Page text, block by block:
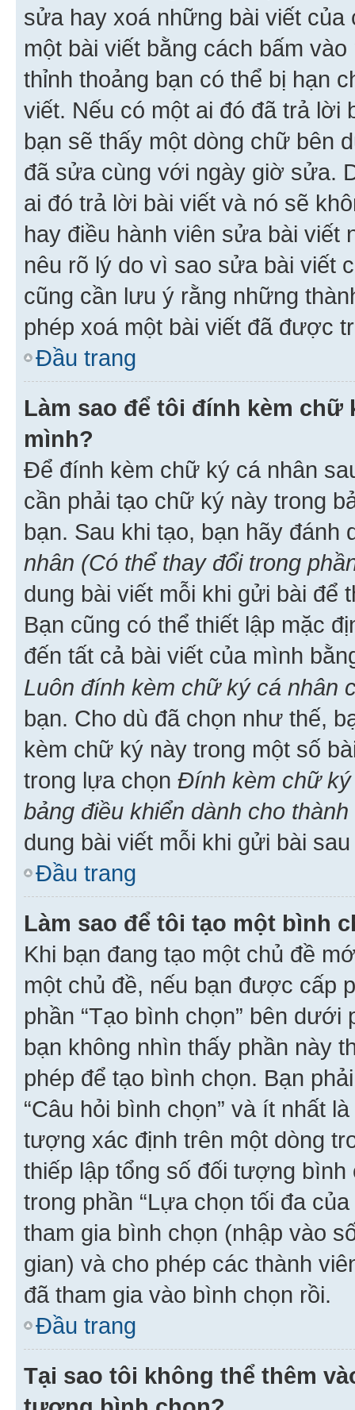
sửa hay xoá những bài viết
một bài viết bằng cách bấm
thỉnh thoảng bạn có thể bị hạn
viết. Nếu có một ai đó đã trả lời
bạn sẽ thấy một dòng chữ bên
đã sửa cùng với ngày giờ sửa.
ai đó trả lời bài viết và nó sẽ
hay điều hành viên sửa bài viết
nêu rõ lý do vì sao sửa bài viết
cũng cần lưu ý rằng những
phép xoá một bài viết đã được
Đầu trang
Làm sao để tôi đính kèm chữ
mình?
Để đính kèm chữ ký cá nhân
cần phải tạo chữ ký này trong
bạn. Sau khi tạo, bạn hãy
nhân (Có thể thay đổi trong
dung bài viết mỗi khi gửi bài để
Bạn cũng có thể thiết lập mặc
đến tất cả bài viết của mình
Luôn đính kèm chữ ký cá nhân
bạn. Cho dù đã chọn như thế,
kèm chữ ký này trong một số
trong lựa chọn Đính kèm chữ
bảng điều khiển dành cho
dung bài viết mỗi khi gửi bài sau
Đầu trang
Làm sao để tôi tạo một bình
Khi bạn đang tạo một chủ đề
một chủ đề, nếu bạn được cấp
phần “Tạo bình chọn” bên
bạn không nhìn thấy phần này
phép để tạo bình chọn. Bạn
“Câu hỏi bình chọn” và ít nhất
tượng xác định trên một dòng
thiếp lập tổng số đối tượng
trong phần “Lựa chọn tối đa
tham gia bình chọn (nhập vào
gian) và cho phép các thành
đã tham gia vào bình chọn rồi.
Đầu trang
Tại sao tôi không thể thêm